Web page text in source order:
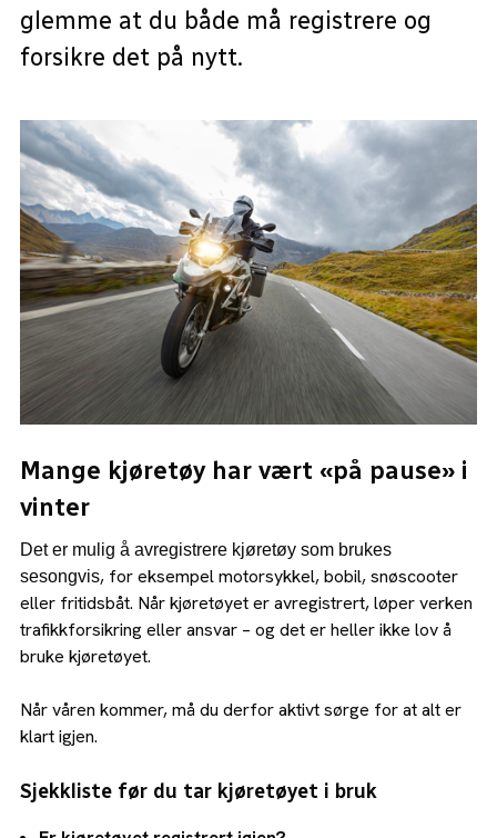
glemme at du både må registrere og
forsikre det på nytt.
Mange kjøretøy har vært «på pause» i
vinter
Det er mulig å avregistrere kjøretøy som brukes
sesongvis, for eksempel motorsykkel, bobil, snøscooter
eller fritidsbåt. Når kjøretøyet er avregistrert, løper verken
trafikkforsikring eller ansvar – og det er heller ikke lov å
bruke kjøretøyet.
Når våren kommer, må du derfor aktivt sørge for at alt er
klart igjen.
Sjekkliste før du tar kjøretøyet i bruk